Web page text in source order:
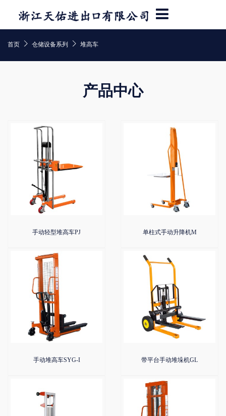
首页  仓储设备系列  堆高车
产品中心
手动轻型堆高车PJ 单柱式手动升降机M
手动堆高车SYG-I 带平台手动堆垛机GL